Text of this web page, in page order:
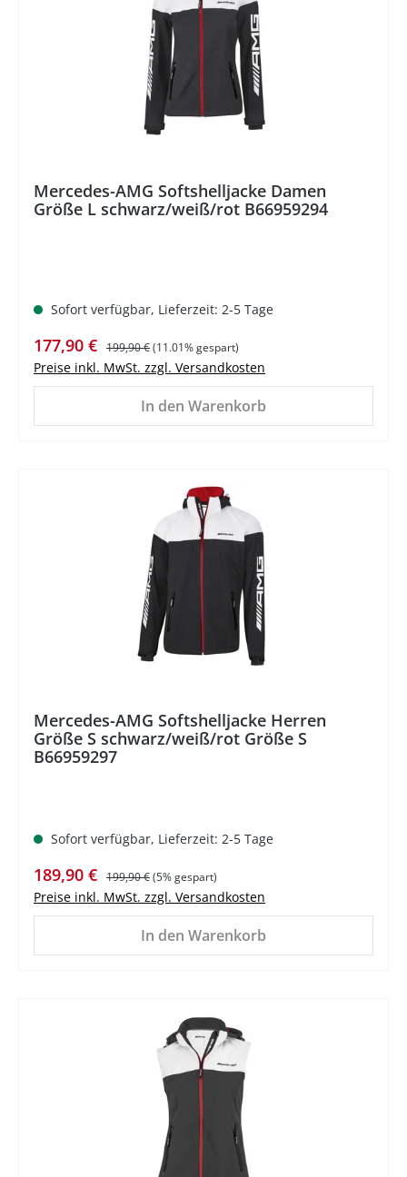
Mercedes-AMG Softshelljacke Damen
Größe L schwarz/weiß/rot B66959294
Sofort verfügbar, Lieferzeit: 2-5 Tage
Verkaufspreis:
177,90 € Regulärer Preis:
199,90 €(11.01% gespart)
Preise inkl. MwSt. zzgl. Versandkosten
In den Warenkorb
Mercedes-AMG Softshelljacke Herren
Größe S schwarz/weiß/rot Größe S
B66959297
Sofort verfügbar, Lieferzeit: 2-5 Tage
Verkaufspreis:
189,90 € Regulärer Preis:
199,90 €(5% gespart)
Preise inkl. MwSt. zzgl. Versandkosten
In den Warenkorb